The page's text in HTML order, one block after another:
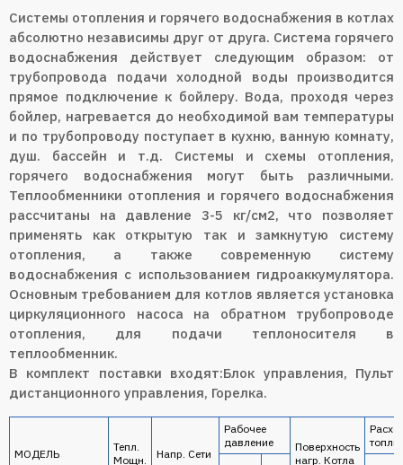
Системы отопления и горячего водоснабжения в котлах
абсолютно независимы друг от друга. Система горячего
водоснабжения действует следующим образом: от
трубопровода подачи холодной воды производится
прямое подключение к бойлеру. Вода, проходя через
бойлер, нагревается до необходимой вам температуры
и по трубопроводу поступает в кухню, ванную комнату,
душ. бассейн и т.д. Системы и схемы отопления,
горячего водоснабжения могут быть различными.
Теплообменники отопления и горячего водоснабжения
рассчитаны на давление 3-5 кг/см2, что позволяет
применять как открытую так и замкнутую систему
отопления, а также современную систему
водоснабжения с использованием гидроаккумулятора.
Основным требованием для котлов является установка
циркуляционного насоса на обратном трубопроводе
отопления, для подачи теплоносителя в
теплообменник.
В комплект поставки входят:Блок управления, Пульт
дистанционного управления, Горелка.
МОДЕЛЬ
Тепл.
Мощн.
Напр. Сети
Рабочее
давление
Поверхность
нагр. Котла